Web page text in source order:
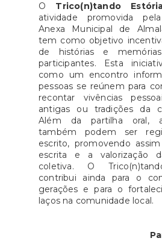
O Trico(n)tando
atividade promovida
Anexa Municipal de
tem como objetivo
de histórias e
participantes. Esta
como um encontro
pessoas se reúnem para
recontar vivências
antigas ou tradições da
Além da partilha oral,
também podem ser
escrito, promovendo
escrita e a valorização
coletiva. O
contribui ainda para o
gerações e para o
laços na comunidade local.